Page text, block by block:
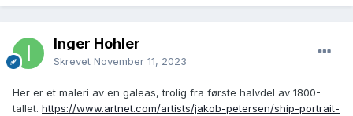
Inger Hohler
Skrevet November 11, 2023
Her er et maleri av en galeas, trolig fra første halvdel av 1800-
tallet. https://www.artnet.com/artists/jakob-petersen/ship-portrait-